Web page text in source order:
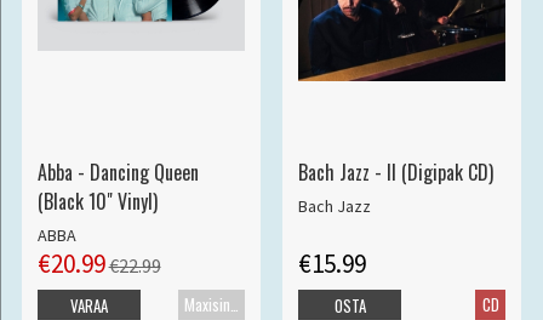
Abba - Dancing Queen
(Black 10" Vinyl)
ABBA
€20.99€22.99
Maxisingle
VARAA
Bach Jazz - II (Digipak CD)
Bach Jazz
€15.99
CD
OSTA